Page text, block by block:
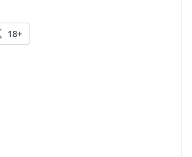
18+